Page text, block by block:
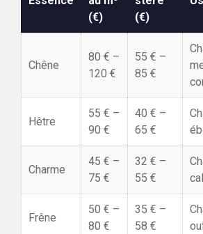
(€)
(€)
Chêne
80 € –
120 €
55 € –
85 €
Hêtre
55 € –
90 €
40 € –
65 €
Charme
45 € –
75 €
32 € –
55 €
Frêne
50 € –
80 €
35 € –
58 €